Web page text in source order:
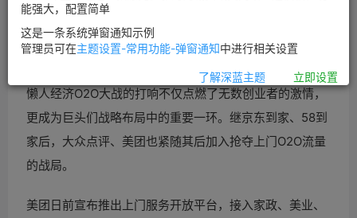
上门服务入口的去团购化成为时下团头巨头转型的方向。
转型生活服务
懒人经济O2O大战的打响不仅点燃了无数创业者的激情，
更成为巨头们战略布局中的重要一环。继京东到家、58到
家后，大众点评、美团也紧随其后加入抢夺上门O2O流量
的战局。
美团日前宣布推出上门服务开放平台，接入家政、美业、
能强大，配置简单
这是一条系统弹窗通知示例
管理员可在主题设置-常用功能-弹窗通知中进行相关设置
了解深蓝主题 立即设置